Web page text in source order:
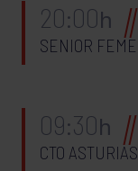
20:00h
SENIOR
09:30h
CTO